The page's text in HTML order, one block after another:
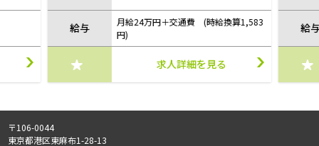
給与 時給1300円+交通費
求人詳細を見る
給
〒106-0044
東京都港区東麻布1-28-13